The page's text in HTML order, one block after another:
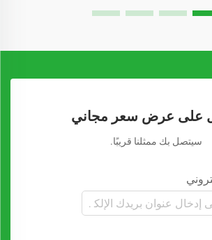
على عرض سعر مجاني
سيتصل بك ممثلنا قريبًا.